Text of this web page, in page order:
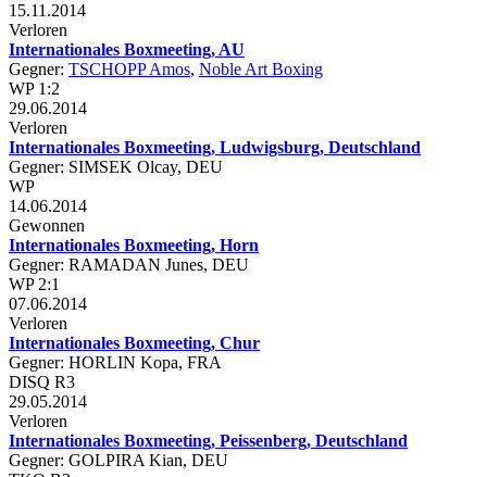
15.11.2014
Verloren
Internationales Boxmeeting, AU
Gegner: TSCHOPP Amos, Noble Art Boxing
WP 1:2
29.06.2014
Verloren
Internationales Boxmeeting, Ludwigsburg, Deutschland
Gegner: SIMSEK Olcay, DEU
WP
14.06.2014
Gewonnen
Internationales Boxmeeting, Horn
Gegner: RAMADAN Junes, DEU
WP 2:1
07.06.2014
Verloren
Internationales Boxmeeting, Chur
Gegner: HORLIN Kopa, FRA
DISQ R3
29.05.2014
Verloren
Internationales Boxmeeting, Peissenberg, Deutschland
Gegner: GOLPIRA Kian, DEU